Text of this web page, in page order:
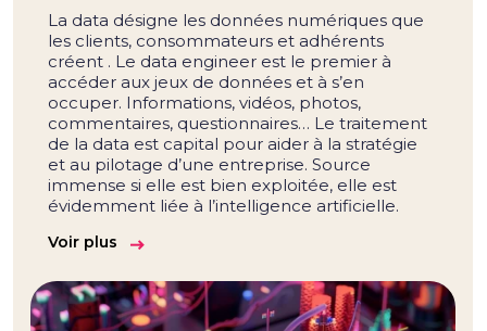
La data désigne les données numériques que
les clients, consommateurs et adhérents
créent . Le data engineer est le premier à
accéder aux jeux de données et à s’en
occuper. Informations, vidéos, photos,
commentaires, questionnaires… Le traitement
de la data est capital pour aider à la stratégie
et au pilotage d’une entreprise. Source
immense si elle est bien exploitée, elle est
évidemment liée à l’intelligence artificielle.
Voir plus